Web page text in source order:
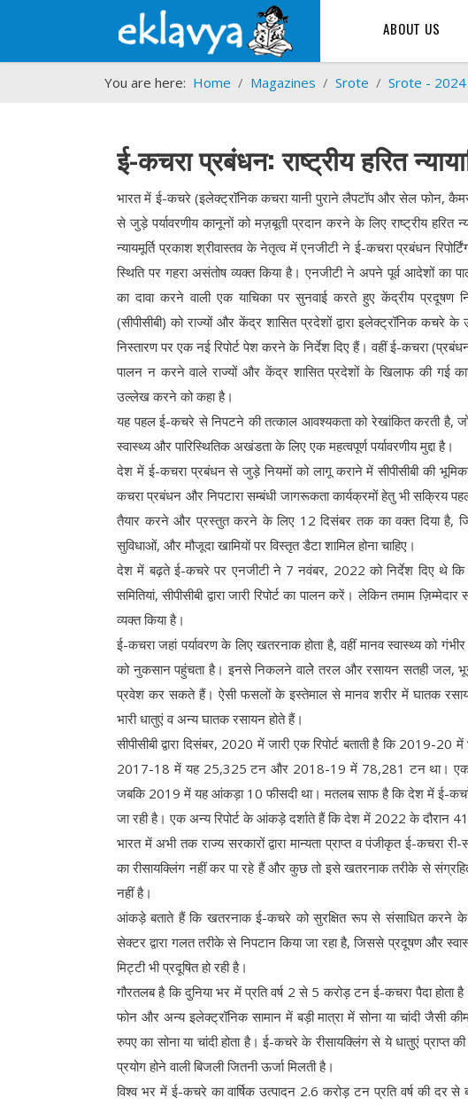
ABOUT US
You are here: Home Magazines Srote Srote - 2024
ई-कचरा प्रबंधन: राष्ट्रीय हरित
भारत में ई-कचरे (इलेक्ट्रॉनिक कचरा यानी पुराने लैपटॉप और सेल फोन,
से जुड़े पर्यावरणीय कानूनों को मज़बूती प्रदान करने के लिए राष्ट्रीय हरित
न्यायमूर्ति प्रकाश श्रीवास्तव के नेतृत्व में एनजीटी ने ई-कचरा प्रबंधन
स्थिति पर गहरा असंतोष व्यक्त किया है। एनजीटी ने अपने पूर्व आदेशों का
का दावा करने वाली एक याचिका पर सुनवाई करते हुए केंद्रीय प्रदूषण
(सीपीसीबी) को राज्यों और केंद्र शासित प्रदेशों द्वारा इलेक्ट्रॉनिक कचरे
निस्तारण पर एक नई रिपोर्ट पेश करने के निर्देश दिए हैं। वहीं ई-कचरा
पालन न करने वाले राज्यों और केंद्र शासित प्रदेशों के खिलाफ की गई
उल्लेख करने को कहा है।
यह पहल ई-कचरे से निपटने की तत्काल आवश्यकता को रेखांकित करती है,
स्वास्थ्य और पारिस्थितिक अखंडता के लिए एक महत्वपूर्ण पर्यावरणीय मुद्दा है।
देश में ई-कचरा प्रबंधन से जुड़े नियमों को लागू कराने में सीपीसीबी की
कचरा प्रबंधन और निपटारा सम्बंधी जागरूकता कार्यक्रमों हेतु भी सक्रिय
तैयार करने और प्रस्तुत करने के लिए 12 दिसंबर तक का वक्त दिया है,
सुविधाओं, और मौजूदा खामियों पर विस्तृत डैटा शामिल होना चाहिए।
देश में बढ़ते ई-कचरे पर एनजीटी ने 7 नवंबर, 2022 को निर्देश दिए थे
समितियां, सीपीसीबी द्वारा जारी रिपोर्ट का पालन करें। लेकिन तमाम
व्यक्त किया है।
ई-कचरा जहां पर्यावरण के लिए खतरनाक होता है, वहीं मानव स्वास्थ्य को
को नुकसान पहुंचता है। इनसे निकलने वालेे तरल और रसायन सतही जल,
प्रवेश कर सकते हैं। ऐसी फसलों के इस्तेमाल से मानव शरीर में घातक
भारी धातुएं व अन्य घातक रसायन होते हैं।
सीपीसीबी द्वारा दिसंबर, 2020 में जारी एक रिपोर्ट बताती है कि
2017-18 में यह 25,325 टन और 2018-19 में 78,281 टन था। एक
जबकि 2019 में यह आंकड़ा 10 फीसदी था। मतलब साफ है कि देश में ई-कचरे
जा रही है। एक अन्य रिपोर्ट के आंकड़े दर्शाते हैं कि देश में 2022 के दौरान
भारत में अभी तक राज्य सरकारों द्वारा मान्यता प्राप्त व पंजीकृत ई-
का रीसायक्लिंग नहीं कर पा रहे हैं और कुछ तो इसे खतरनाक तरीके से
नहीं है।
आंकड़े बताते हैं कि खतरनाक ई-कचरे को सुरक्षित रूप से संसाधित करने
सेक्टर द्वारा गलत तरीके से निपटान किया जा रहा है, जिससे प्रदूषण और
मिट्टी भी प्रदूषित हो रही है।
गौरतलब है कि दुनिया भर में प्रति वर्ष 2 से 5 करोड़ टन ई-कचरा पैदा होता
फोन और अन्य इलेक्ट्रॉनिक सामान में बड़ी मात्रा में सोना या चांदी जैसी
रुपए का सोना या चांदी होता है। ई-कचरे के रीसायक्लिंग से ये धातुएं
प्रयोग होने वाली बिजली जितनी ऊर्जा मिलती है।
विश्व भर में ई-कचरे का वार्षिक उत्पादन 2.6 करोड़ टन प्रति वर्ष की